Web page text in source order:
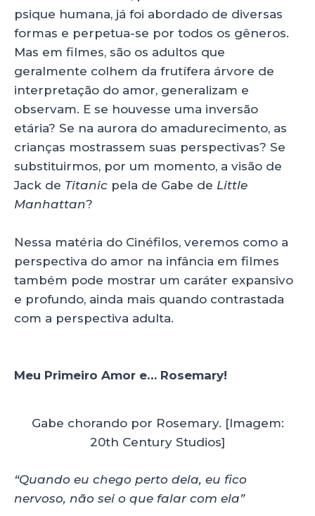
A
p
p
b
o
o
k
dI
n
psique humana, já foi abordado de diversas
formas e perpetua-se por todos os gêneros.
Mas em filmes, são os adultos que
geralmente colhem da frutífera árvore de
interpretação do amor, generalizam e
observam. E se houvesse uma inversão
etária? Se na aurora do amadurecimento, as
crianças mostrassem suas perspectivas? Se
substituirmos, por um momento, a visão de
Jack de Titanic pela de Gabe de Little
Manhattan?
Nessa matéria do Cinéfilos, veremos como a
perspectiva do amor na infância em filmes
também pode mostrar um caráter expansivo
e profundo, ainda mais quando contrastada
com a perspectiva adulta.
Meu Primeiro Amor e… Rosemary!
Gabe chorando por Rosemary. [Imagem:
20th Century Studios]
“Quando eu chego perto dela, eu fico
nervoso, não sei o que falar com ela”